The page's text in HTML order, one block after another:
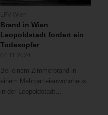
Brand in Wien
Leopoldstadt fordert ein
Todesopfer
Bei einem Zimmerbrand in
einem Mehrparteienwohnhaus
in der Leopoldstadt…